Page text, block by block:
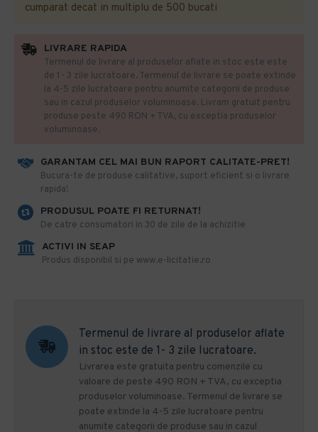
cumparat decat in multiplu de 500 bucati
GARANTAM CEL MAI BUN RAPORT CALITATE-PRET!
​Bucura-te de produse calitative, suport eficient si o livrare
rapida!
PRODUSUL POATE FI RETURNAT!
De catre consumatori in 30 de zile de la achizitie
ACTIVI IN SEAP
Produs disponibil si pe www.e-licitatie.ro
LIVRARE RAPIDA
Termenul de livrare al produselor aflate in stoc este este
de 1- 3 zile lucratoare. Termenul de livrare se poate extinde
la 4-5 zile lucratoare pentru anumite categorii de produse
sau in cazul produselor voluminoase. Livram gratuit pentru
produse peste 490 RON + TVA, cu exceptia produselor
voluminoase.
Termenul de livrare al produselor aflate
in stoc este de 1- 3 zile lucratoare.
Livrarea este gratuita pentru comenzile cu
valoare de peste 490 RON + TVA, cu exceptia
produselor voluminoase. Termenul de livrare se
poate extinde la 4-5 zile lucratoare pentru
anumite categorii de produse sau in cazul